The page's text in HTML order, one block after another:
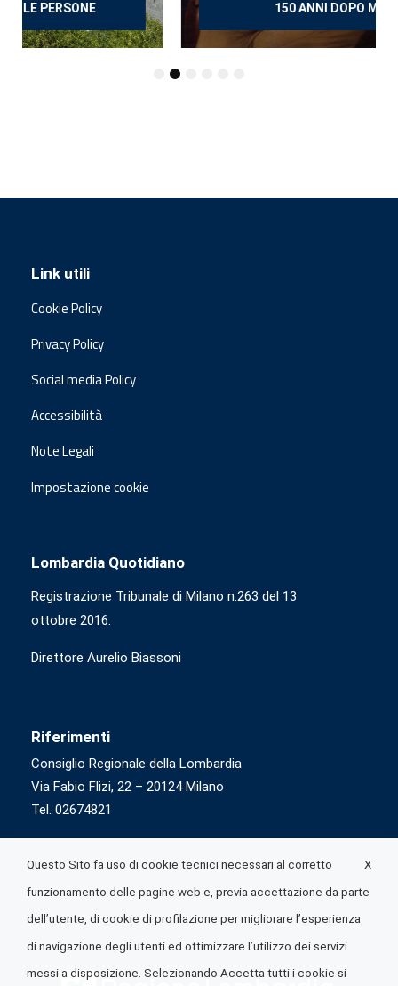
150 ANNI DOPO MANZONI
Link utili
Cookie Policy
Privacy Policy
Social media Policy
Accessibilità
Note Legali
Impostazione cookie
Lombardia Quotidiano
Registrazione Tribunale di Milano n.263 del 13
ottobre 2016.
Direttore Aurelio Biassoni
Riferimenti
Consiglio Regionale della Lombardia
Via Fabio Flizi, 22 – 20124 Milano
Tel. 02674821
X
Questo Sito fa uso di cookie tecnici necessari al corretto
funzionamento delle pagine web e, previa accettazione da parte
dell’utente, di cookie di profilazione per migliorare l’esperienza
di navigazione degli utenti ed ottimizzare l’utilizzo dei servizi
messi a disposizione. Selezionando Accetta tutti i cookie si